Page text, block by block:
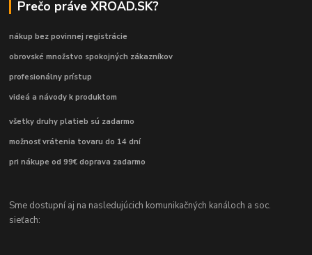
Prečo práve XROAD.SK?
nákup bez povinnej registrácie
obrovské množstvo spokojných zákazníkov
profesionálny prístup
videá a návody k produktom
všetky druhy platieb sú zadarmo
možnosť vrátenia tovaru do 14 dní
pri nákupe od 99€ doprava zadarmo
Sme dostupní aj na nasledujúcich komunikačných kanáloch a soc.
sieťach: